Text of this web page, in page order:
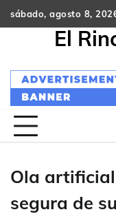
Skip
to
sábado, agosto 8,
El
Ola
segura de